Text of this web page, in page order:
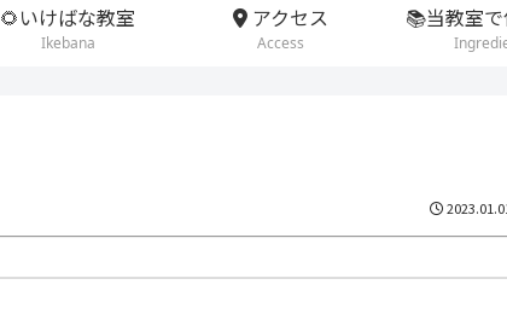
🌻いけばな教室
Ikebana
アクセス
Access
📚当教室